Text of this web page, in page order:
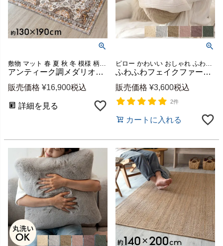
敷物 マット 春 夏 秋 冬 模様 柄 ビンテージ風 ヴィンテージ風
アンティーク調メダリオン柄のオリエンタルラグ 約130×190cm ホットカーペット対応 [eg84110]
販売価格 ¥16,900税込
詳細を見る
ピロー かわいい おしゃれ ふわふわ もこもこ 高級感 ふかふか 秋 冬 リビング 寝室 やわらか しっとり アジアン BOHO シャビーシック 背当て 腰当て
ふわふわフェイクファーのラウンドクッション 直径約45cm [70111]
販売価格 ¥3,600税込
2件
カートに入れる